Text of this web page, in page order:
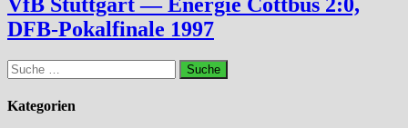
DFB-Pokalfinale 1997
Suche
nach:
Kategorien